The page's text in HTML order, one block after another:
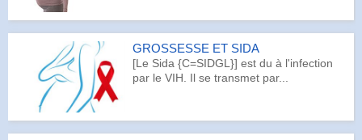
GROSSESSE ET SIDA
[Le Sida {C=SIDGL}] est du à l'infection
par le VIH. Il se transmet par...